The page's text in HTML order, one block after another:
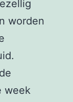
worden
week